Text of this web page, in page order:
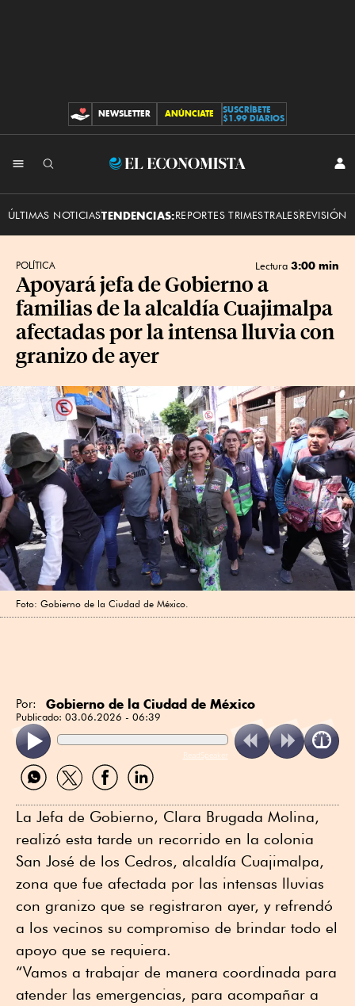
CONTRIBUCIONES
NEWSLETTER ANÚNCIATE
SUSCRÍBETE
$1.99 DIARIOS
El
ÚLTIMAS NOTICIASTENDENCIAS:REPORTES TRIMESTRALESREVISIÓN
POLÍTICA Lectura 3:00 min
Apoyará jefa de Gobierno a
familias de la alcaldía Cuajimalpa
afectadas por la intensa lluvia con
granizo de ayer
Foto: Gobierno de la Ciudad de México.
Por: Gobierno de la Ciudad de México
Publicado: 03.06.2026 - 06:39
ReadSpeaker
Compartir
por
Compartir
por
Compartir
por
Compartir
por
La Jefa de Gobierno, Clara Brugada Molina,
realizó esta tarde un recorrido en la colonia
San José de los Cedros, alcaldía Cuajimalpa,
zona que fue afectada por las intensas lluvias
con granizo que se registraron ayer, y refrendó
a los vecinos su compromiso de brindar todo el
apoyo que se requiera.
“Vamos a trabajar de manera coordinada para
atender las emergencias, para acompañar a